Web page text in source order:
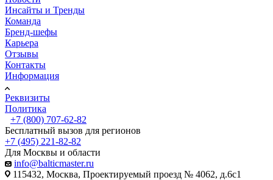
Инсайты и Тренды
Команда
Бренд-шефы
Карьера
Отзывы
Контакты
Информация
Реквизиты
Политика
+7 (800) 707-62-82
Бесплатный вызов для регионов
+7 (495) 221-82-82
Для Москвы и области
info@balticmaster.ru
115432, Москва, Проектируемый проезд № 4062, д.6с1